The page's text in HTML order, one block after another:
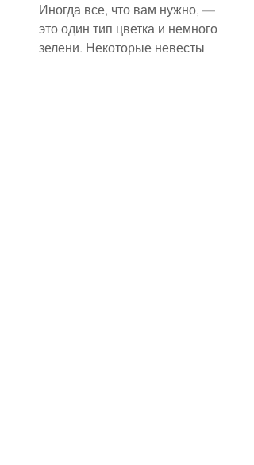
Иногда все, что вам нужно, —
это один тип цветка и немного
зелени. Некоторые невесты